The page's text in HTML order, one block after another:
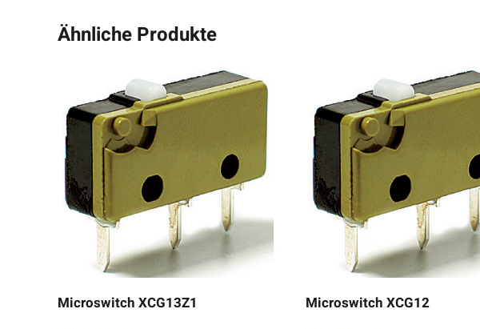
Ähnliche Produkte
Microswitch XCG13Z1 Microswitch XCG12